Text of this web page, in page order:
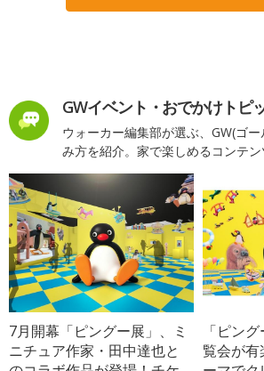
GWイベント・おでかけトピ
ウォーカー編集部が選ぶ、GW(ゴ
み方を紹介。家で楽しめるコンテン
7月開幕「ピングー展」、ミ
ニチュア作家・田中達也と
「ピン
覧会が有